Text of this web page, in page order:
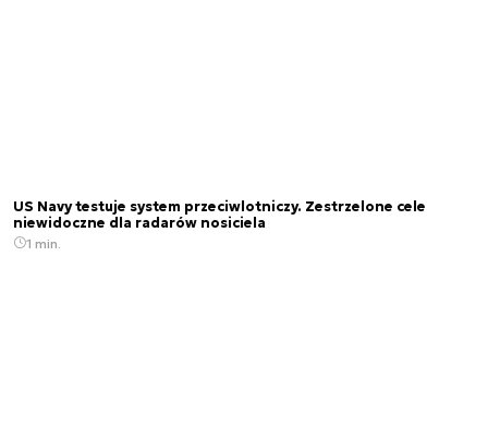
US Navy testuje system przeciwlotniczy. Zestrzelone cele
niewidoczne dla radarów nosiciela
1 min.